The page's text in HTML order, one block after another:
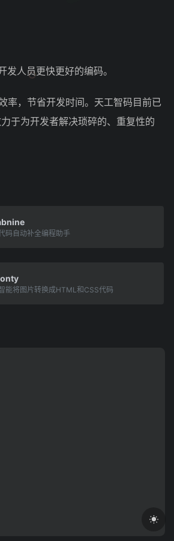
人员更快更好的编码。
率，节省开发时间。天工智码目前已
于为开发者解决琐碎的、重复性的
码自动补全编程助手
能将图片转换成HTML和CSS代码